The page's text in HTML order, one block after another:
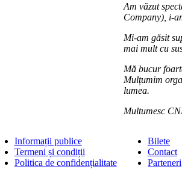
Am văzut
Company), i-
Mi-am găsit
mai mult cu
Mă bucur
Mulțumim
lumea.
Multumesc
Informații publice
Termeni și condiții
Politica de confidențialitate
Bilete
Contact
Parteneri